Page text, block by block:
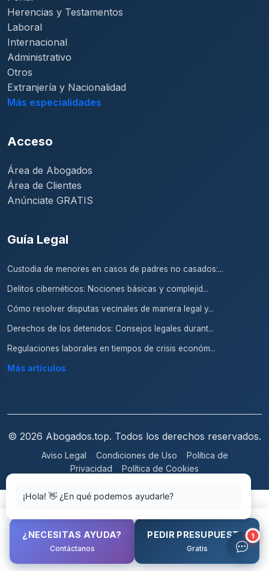
¿NECESITAS AYUDA?
Contáctanos
PEDIR PRESUPUESTO
Gratis
Herencias y Testamentos
Laboral
Internacional
Administrativo
Otros
Extranjería y Nacionalidad
Más especialidades
Acceso
Área de Abogados
Área de Clientes
Anúnciate GRATIS
Guía Legal
Custodia de menores en casos de padres no casados:...
Delitos cibernéticos: Nociones básicas y complejid...
Cómo resolver disputas vecinales de manera legal y...
Derechos de los detenidos: Consejos legales durant...
Regulaciones laborales en tiempos de crisis económ...
Más artículos
© 2026 Abogados.top. Todos los derechos reservados.
Aviso Legal Condiciones de Uso
Política de
Privacidad
Política de Cookies
1
¡Hola! 👋 ¿En qué podemos ayudarle?